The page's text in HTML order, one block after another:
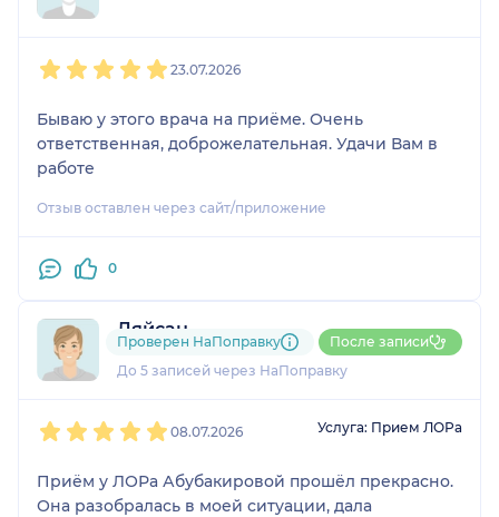
23.07.2026
Бываю у этого врача на приёме. Очень
ответственная, доброжелательная. Удачи Вам в
работе
Отзыв оставлен через сайт/приложение
0
Ляйсан
1 отзыв
До 5 записей через НаПоправку
Проверен НаПоправку После записи
08.07.2026 Услуга: Прием ЛОРа
Приём у ЛОРа Абубакировой прошёл прекрасно.
Она разобралась в моей ситуации, дала